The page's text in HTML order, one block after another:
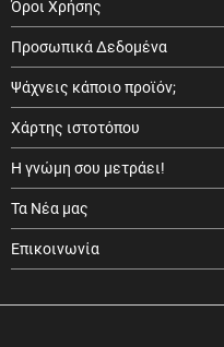
Όροι Χρήσης
Προσωπικά Δεδομένα
Ψάχνεις κάποιο προϊόν;
Χάρτης ιστοτόπου
Η γνώμη σου μετράει!
Τα Νέα μας
Επικοινωνία